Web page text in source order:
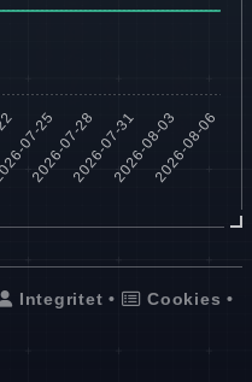
Integritet • Cookies •